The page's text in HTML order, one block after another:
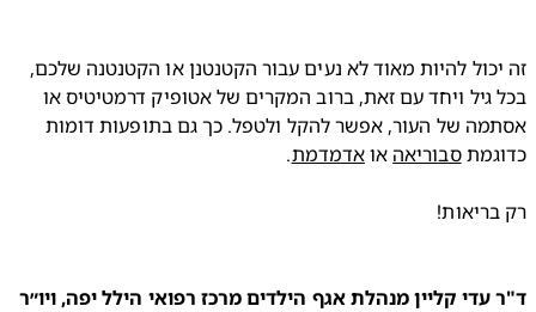
זה יכול להיות מאוד לא נעים עבור הקטנטנן או הקטנטנה שלכם,
בכל גיל ויחד עם זאת, ברוב המקרים של אטופיק דרמטיטיס או
אסתמה של העור, אפשר להקל ולטפל. כך גם בתופעות דומות
סבוריאה או אדמדמת .
רק בריאות!
ד"ר עדי קליין מנהלת אגף הילדים מרכז רפואי הילל יפה, ויו״ר